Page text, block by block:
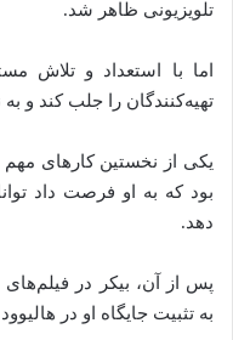
تلویزیونی ظاهر شد.
اما با استعداد وتلاش
تهیه‌کنندگان را جلبکند و به
یکی از نخستینکارهای مهم
بودکه به او فرصت داد
دهد.
پس از آن، بیکر در فیلم‌های
به تثبیت جایگاه او در